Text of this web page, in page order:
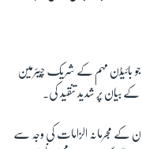
بائیڈن مہم کے شریک چیئرمین
بیان پر شدید تنقید کی۔
کے مجرمانہ الزامات کی وجہ سے